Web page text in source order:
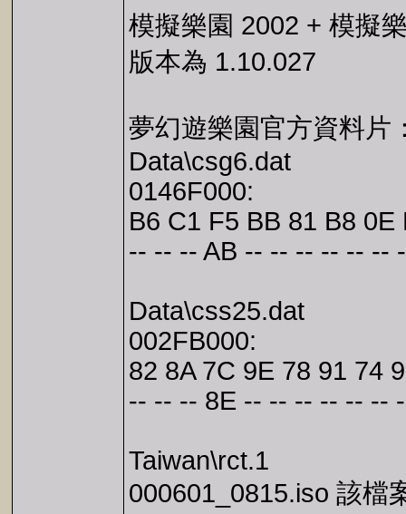
模擬樂園 2002 + 模擬
版本為 1.10.027
夢幻遊樂園官方資料片
Data\csg6.dat
0146F000:
B6 C1 F5 BB 81 B8
-- -- -- AB -- -- -- -- -- --
Data\css25.dat
002FB000:
82 8A 7C 9E 78 91 74
-- -- -- 8E -- -- -- -- -- --
Taiwan\rct.1
000601_0815.iso 該檔